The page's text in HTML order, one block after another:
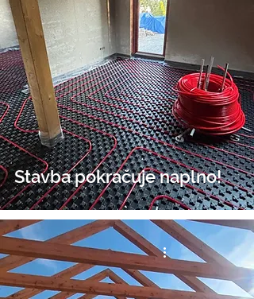
Stavba pokračuje naplno!